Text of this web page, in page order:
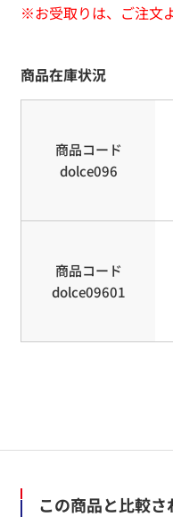
※お受取りは、ご注文
商品在庫状況
商品コード
dolce096
商品コード
dolce09601
この商品と比較さ